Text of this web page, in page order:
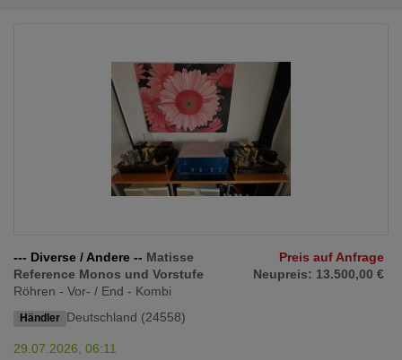
--- Diverse / Andere -- Matisse
Reference Monos und Vorstufe
Röhren - Vor- / End - Kombi
Händler Deutschland (24558)
Preis auf Anfrage
Neupreis: 13.500,00 €
29.07.2026, 06:11